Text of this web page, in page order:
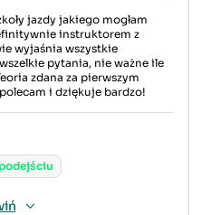
jazdy jakiego mogłam
instruktorem z
wyjaśnia wszystkie
pytania, nie ważne ile
zdana za pierwszym
i dziękuje bardzo!